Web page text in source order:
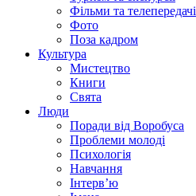
Фільми та телепередачі
Фото
Поза кадром
Культура
Мистецтво
Книги
Свята
Люди
Поради від Воробуса
Проблеми молоді
Психологія
Навчання
Інтерв’ю